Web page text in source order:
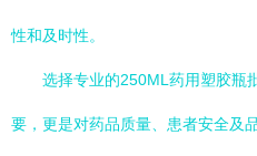
性和及时性。
选择专业的250ML药用塑胶瓶
要，更是对药品质量、患者安全及